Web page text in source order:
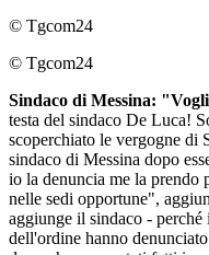
© Tgcom24
© Tgcom24
Sindaco di Messina:
testa del sindaco De Luca!
scoperchiato le vergogne di
sindaco di Messina dopo
io la denuncia me la prendo
nelle sedi opportune",
aggiunge il sindaco -
dell'ordine hanno